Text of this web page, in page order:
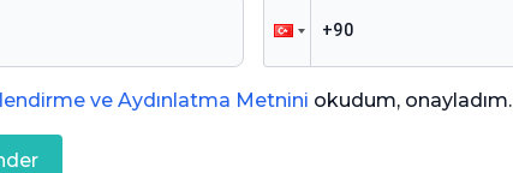
riskini azaltır.
güçlendirir.
ve Aydınlatma Metnini okudum, onayladım.